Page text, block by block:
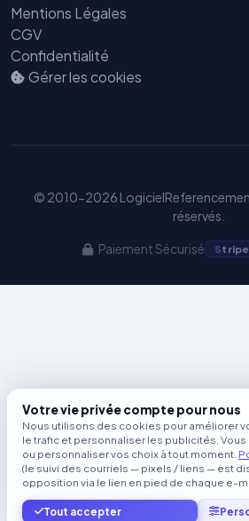
Mentions Légales
CGV
Confidentialité
Gérer les cookies
© 2010-2026
réservés.
Paiement Sécurisé Stripe
Benjamin — Agent
Votre vie privée compte pour nous
Nous utilisons des cookies pour améliorer
le trafic et personnaliser les publicités.
ou personnaliser vos choix à tout moment.
(le suivi des courriels — pixels / liens — est
opposition via le lien en pied de chaque e-
Tout accepter